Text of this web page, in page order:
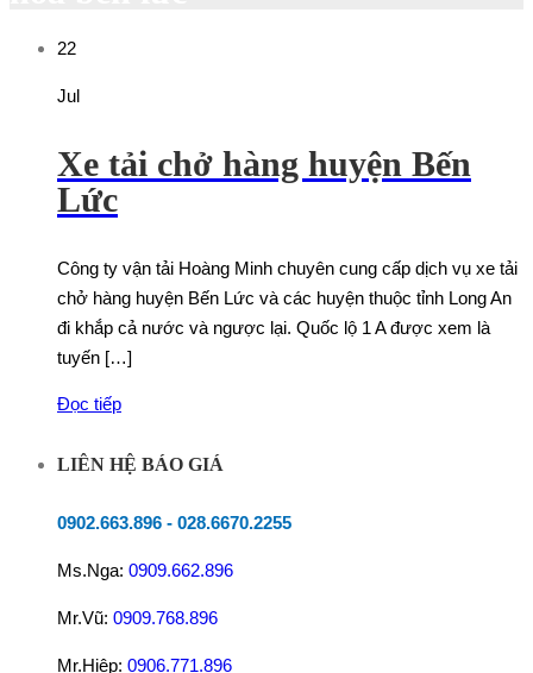
22
Jul
Xe tải chở hàng huyện Bến
Lức
Công ty vận tải Hoàng Minh chuyên cung cấp dịch vụ xe tải
chở hàng huyện Bến Lức và các huyện thuộc tỉnh Long An
đi khắp cả nước và ngược lại. Quốc lộ 1 A được xem là
tuyến […]
Đọc tiếp
LIÊN HỆ BÁO GIÁ
0902.663.896 - 028.6670.2255
Ms.Nga: 0909.662.896
Mr.Vũ: 0909.768.896
Mr.Hiệp: 0906.771.896